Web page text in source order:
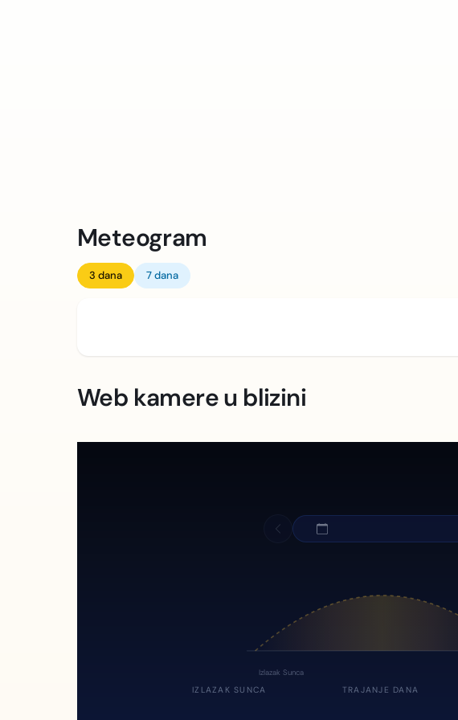
Meteogram
3 dana 7 dana
Web kamere u blizini
Izlazak Sunca
IZLAZAK SUNCA TRAJANJE DANA